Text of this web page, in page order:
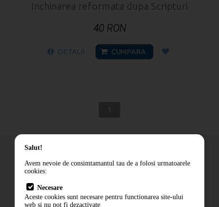
Inchinarea reformata dupa Scripturi
40 RON
DETALII CUMPARA
Cum comand
Livrare
Contact
Salut!
Avem nevoie de consimtamantul tau de a folosi urmatoarele
cookies:
Necesare
Aceste cookies sunt necesare pentru functionarea site-ului
web si nu pot fi dezactivate